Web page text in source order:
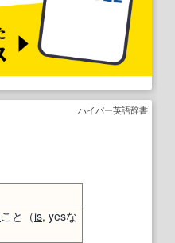
ハイパー英語辞書
こと（is, yesな